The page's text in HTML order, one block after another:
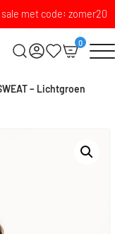
met code: zomer20
0
– Lichtgroen